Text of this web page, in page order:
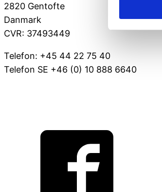
2820 Gentofte
Danmark
CVR: 37493449
Telefon: +45 44 22 75 40
Telefon SE +46 (0) 10 888 6640